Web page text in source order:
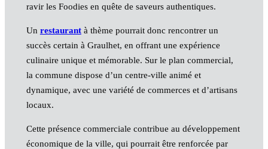
ravir les Foodies en quête de saveurs authentiques.
Un restaurantà thème pourrait donc rencontrer un
succès certain à Graulhet, en offrant une expérience
culinaire unique et mémorable. Sur le plan commercial,
la commune dispose d’un centre-ville animé et
dynamique, avec une variété de commerces et d’artisans
locaux.
Cette présence commerciale contribue au développement
économique de la ville, qui pourrait être renforcée par